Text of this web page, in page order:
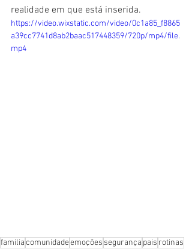
realidade em que está inserida.
https://video.wixstatic.com/video/0c1a85_f8865
a39cc7741d8ab2baac517448359/720p/mp4/file.
mp4
familiacomunidadeemoções segurança pais rotinas